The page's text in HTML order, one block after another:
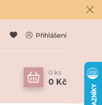
Přihlášení
0 ks
0 Kč